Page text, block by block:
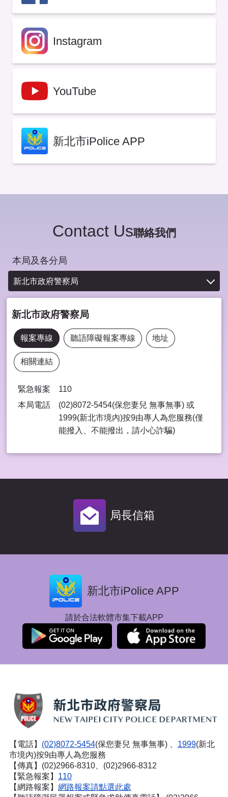
Instagram
YouTube
新北市iPolice APP
Contact Us聯絡我們
本局及各分局
新北市政府警察局
新北市政府警察局
報案專線 聽語障礙報案專線 地址
相關連結
緊急報案
110
本局電話
(02)8072-5454(保您妻兒 無事無事) 或
1999(新北市境內)按9由專⼈為您服務(僅
能撥入、不能撥出，請⼩⼼詐騙)
局長信箱
新北市iPolice APP
請於合法軟體市集下載APP
【電話】 (02)8072-5454(保您妻兒 無事無事) 、 1999(新北
市境內)按9由專人為您服務
【傳真】(02)2966-8310、(02)2966-8312
【緊急報案】 110
【網路報案】 網路報案請點選此處